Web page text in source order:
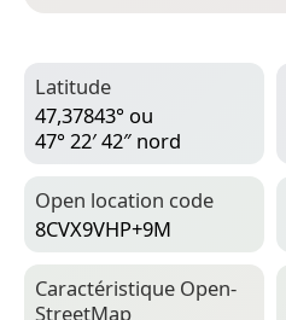
Latitude
47,37843° ou
47° 22′ 42″ nord
Open location code
8CVX9VHP+9M
Caractéristique Open­
Street­Map